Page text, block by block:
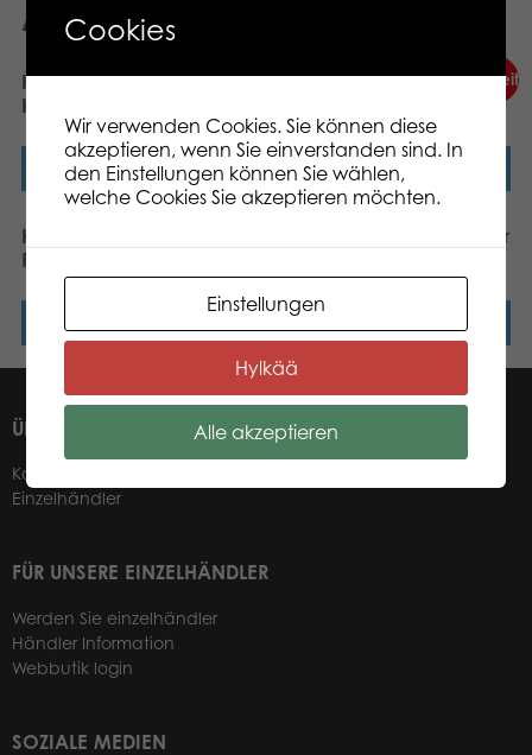
Ähnliche Produkte
Neuheit
Heros Soft Neutrals
Holzbausteine 60 Stück
Weiterlesen
Neuheit
Heros Constructor Vario-
Weiterlesen
Heros Constructor
Radlader 140 Teile
Heros Constructor Bagger
ÜBER UNS
Kontakt
Einzelhändler
FÜR UNSERE EINZELHÄNDLER
Werden Sie einzelhändler
Händler Information
Webbutik login
SOZIALE MEDIEN
Cookies
Wir verwenden Cookies. Sie können diese
akzeptieren, wenn Sie einverstanden sind. In
den Einstellungen können Sie wählen,
welche Cookies Sie akzeptieren möchten.
Einstellungen
Hylkää
Alle akzeptieren